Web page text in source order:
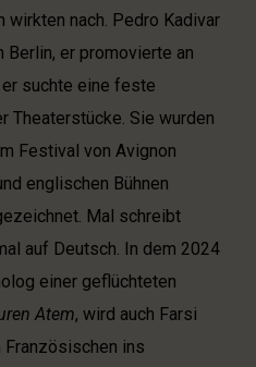
wirkten nach. Pedro Kadivar
Berlin, er promovierte an
suchte eine feste
Theaterstücke. Sie wurden
Festival von Avignon
englischen Bühnen
Mal schreibt
auf Deutsch. In dem 2024
einer geflüchteten
Atem, wird auch Farsi
Französischen ins